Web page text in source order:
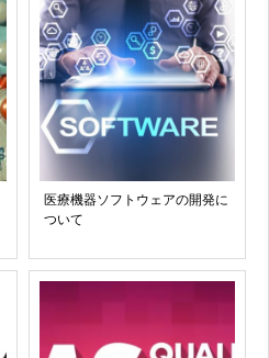
医療機器ソフトウェアの開発に
ついて